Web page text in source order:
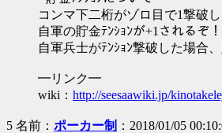
コンマ下二桁がゾロ目で1撃破
自軍の貯金ﾃﾝｼｮﾝが+1されるぞ
自軍兵士がﾃﾝｼｮﾝ撃破した場合
━リンク━
wiki： http://seesaawiki.jp/
5 名前： ポーカー制 ：2018/01/05